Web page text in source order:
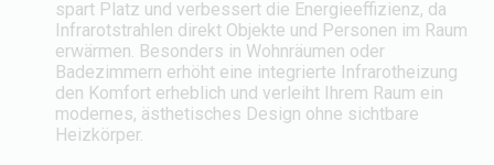
spart Platz und verbessert die Energieeffizienz, da
Infrarotstrahlen direkt Objekte und Personen im Raum
erwärmen. Besonders in Wohnräumen oder
Badezimmern erhöht eine integrierte Infrarotheizung
den Komfort erheblich und verleiht Ihrem Raum ein
modernes, ästhetisches Design ohne sichtbare
Heizkörper.